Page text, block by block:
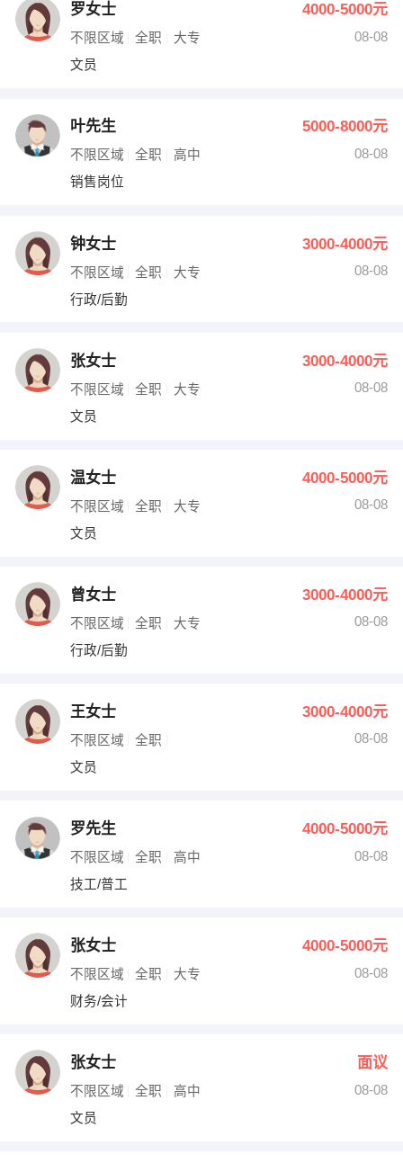
罗女士 4000-5000元
不限区域 全职 大专
08-08
文员
叶先生 5000-8000元
不限区域 全职 高中
08-08
销售岗位
钟女士 3000-4000元
不限区域 全职 大专
08-08
行政/后勤
张女士 3000-4000元
不限区域 全职 大专
08-08
文员
温女士 4000-5000元
不限区域 全职 大专
08-08
文员
曾女士 3000-4000元
不限区域 全职 大专
08-08
行政/后勤
王女士 3000-4000元
不限区域 全职
08-08
文员
罗先生 4000-5000元
不限区域 全职 高中
08-08
技工/普工
张女士 4000-5000元
不限区域 全职 大专
08-08
财务/会计
张女士 面议
不限区域 全职 高中
08-08
文员